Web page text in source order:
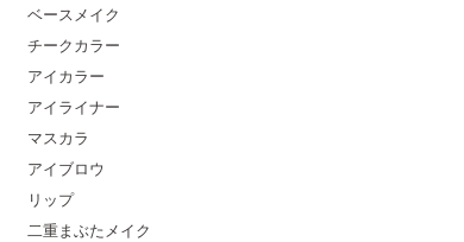
ベースメイク
チークカラー
アイカラー
アイライナー
マスカラ
アイブロウ
リップ
二重まぶたメイク